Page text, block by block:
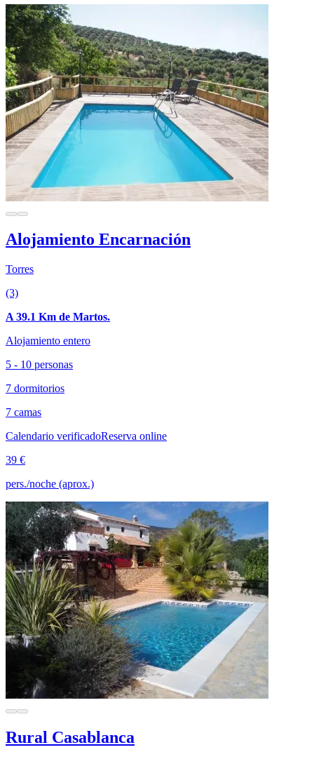
Alojamiento Encarnación
Torres
(3)
A 39.1 Km de Martos.
Alojamiento entero
5 - 10 personas
7 dormitorios
7 camas
Calendario verificadoReserva online
39 €
pers./noche (aprox.)
Rural Casablanca